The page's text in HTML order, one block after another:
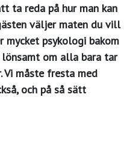
ta reda på hur man kan
väljer maten du vill
psykologi bakom
om alla bara tar
Vi måste fresta med
och på så sätt